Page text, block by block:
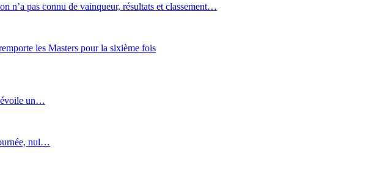
n’a pas connu de vainqueur, résultats et classement…
les Masters pour la sixième fois
un…
nul…